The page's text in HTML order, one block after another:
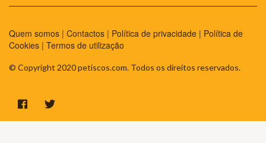
Quem somos | Contactos | Política de privacidade | Política de
Cookies | Termos de utilização
© Copyright 2020 petiscos.com. Todos os direitos reservados.